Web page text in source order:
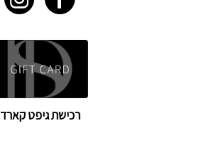
רכישת גיפט קארד